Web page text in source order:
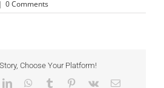
| 0 Comments
Choose Your Platform!
LinkedInWhatsApp
Tumblr Pinterest
Vk Email